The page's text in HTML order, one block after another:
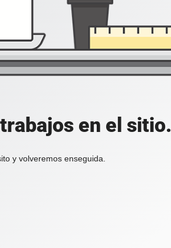
en el sitio.
y volveremos enseguida.